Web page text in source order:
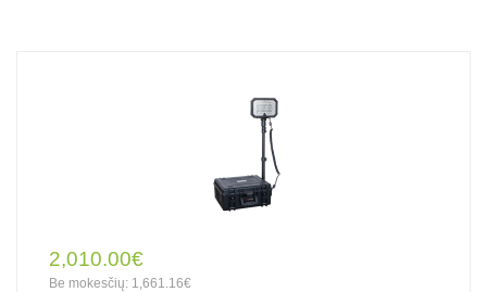
2,010.00€
Be mokesčių: 1,661.16€